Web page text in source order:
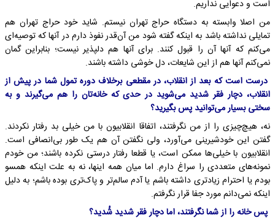
است و دعوایی نداریم.
من اصلا وابسته به دستگاه حراج تهران نیستم. شاید خود حراج تهران هم
تمایلی نداشته باشد به اینکه گفته شود من آن‌قدر نفوذ دارم در آنها که توصیه‌ای
می‌کنم که آنها آن را قبول کنند. برای آنها هم دلپذیر نیست؛ بنابراین گمان
نمی‌کنم آنها هم از این شایعات، دل خوشی داشته باشند.
درست است که بعد از انقلاب، در مقطعی برخلاف دوره تمول شما در پیش از
انقلاب، دچار فقر شدید می‌شوید در حدی که خانه‌تان را هم می‌گیرند و به
سختی بسیار می‌توانید پس بگیرید؟
نه، هیچ‌چیزی را از من نگرفتند، اتفاقا انقلابیون با من خیلی بد رفتار نکردند.
گفتن این خودشیرینی می‌آورد، ولی نگفتن آن هم یک طور بی‌انصافی است.
انقلابیون با خیلی‌ها ممکن است، یا قطعا رفتار درستی نکرده باشند؛ من خودم
نمونه‌های متعددی را سراغ دارم. اما میان همه اینها، نه به علت اینکه همسو
بودم یا احترام زیادتری داشته باشم یا آدم سالم‌تر و پاک‌تری بوده باشم؛ به دلیل
اینکه نمی‌دانم مورد جفا قرار نگرفتم.
پس خانه را از شما نگرفتند، اما دچار فقر شدید شُدید؟